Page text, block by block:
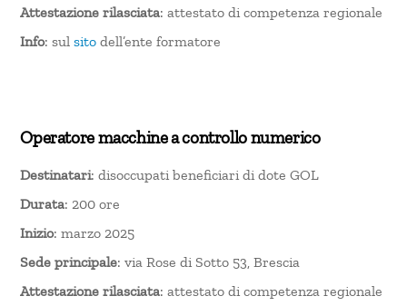
Attestazione rilasciata: attestato di competenza regionale
Info: sulsito dell’ente formatore
Operatore macchine a controllo numerico
Destinatari: disoccupati beneficiari di dote GOL
Durata: 200 ore
Inizio: marzo 2025
Sede principale: via Rose di Sotto 53, Brescia
Attestazione rilasciata: attestato di competenza regionale